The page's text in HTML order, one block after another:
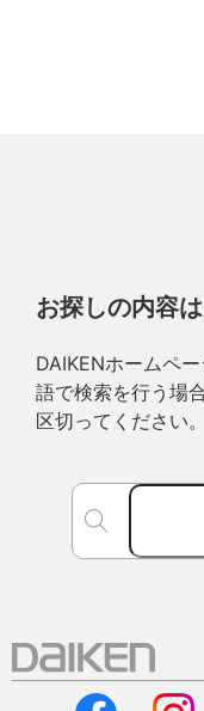
お探しの内容
DAIKENホームペ
語で検索を行う場
区切ってください。